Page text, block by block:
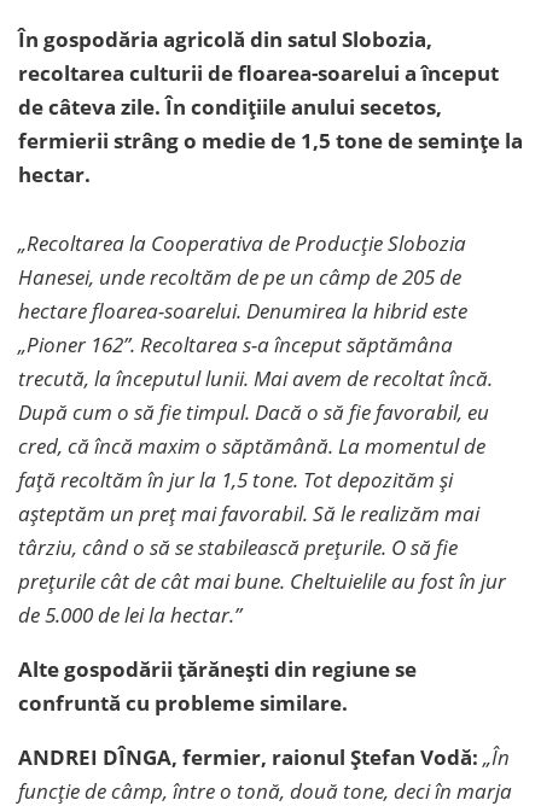
În gospodăria agricolă din satul Slobozia,
recoltarea culturii de floarea-soarelui a început
de câteva zile. În condițiile anului secetos,
fermierii strâng o medie de 1,5 tone de semințe la
hectar.
„Recoltarea la Cooperativa de Producție Slobozia
Hanesei, unde recoltăm de pe un câmp de 205 de
hectare floarea-soarelui. Denumirea la hibrid este
„Pioner 162”. Recoltarea s-a început săptămâna
trecută, la începutul lunii. Mai avem de recoltat încă.
După cum o să fie timpul. Dacă o să fie favorabil, eu
cred, că încă maxim o săptămână. La momentul de
față recoltăm în jur la 1,5 tone. Tot depozităm și
așteptăm un preț mai favorabil. Să le realizăm mai
târziu, când o să se stabilească prețurile. O să fie
prețurile cât de cât mai bune. Cheltuielile au fost în jur
de 5.000 de lei la hectar.”
Alte gospodării țărănești din regiune se
confruntă cu probleme similare.
ANDREI DÎNGA, fermier, raionul Ștefan Vodă: „În
funcție de câmp, între o tonă, două tone, deci în marja